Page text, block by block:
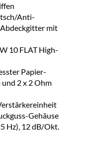
Anti-
mit
10 FLAT High-
Papier-
2 x 2 Ohm
Gehäuse
Hz), 12 dB/Okt.